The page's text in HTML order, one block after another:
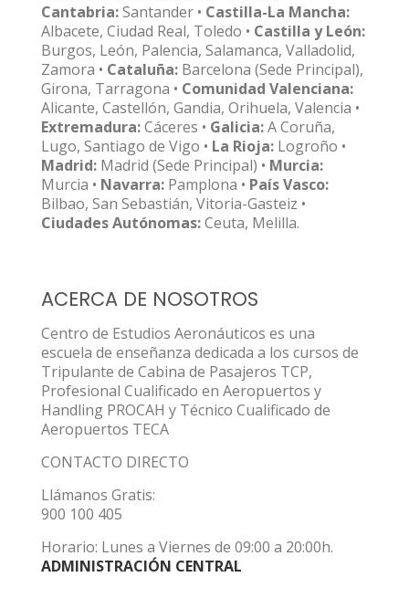
Cantabria:Santander • Castilla-La Mancha:
Albacete, Ciudad Real, Toledo • Castilla y León:
Burgos, León, Palencia, Salamanca, Valladolid,
Zamora • Cataluña: Barcelona (Sede Principal),
Girona, Tarragona • Comunidad Valenciana:
Alicante, Castellón, Gandia, Orihuela, Valencia •
Extremadura:Cáceres • Galicia:A Coruña,
Lugo, Santiago de Vigo • La Rioja: Logroño •
Madrid: Madrid (Sede Principal) • Murcia:
Murcia • Navarra: Pamplona • País Vasco:
Bilbao, San Sebastián, Vitoria-Gasteiz •
Ciudades Autónomas:Ceuta, Melilla.
ACERCA DE NOSOTROS
Centro de Estudios Aeronáuticos es una
escuela de enseñanza dedicada a los cursos de
Tripulante de Cabina de Pasajeros TCP,
Profesional Cualificado en Aeropuertos y
Handling PROCAH y Técnico Cualificado de
Aeropuertos TECA
CONTACTO DIRECTO
Llámanos Gratis:
900 100 405
Horario: Lunes a Viernes de 09:00 a 20:00h.
ADMINISTRACIÓN CENTRAL